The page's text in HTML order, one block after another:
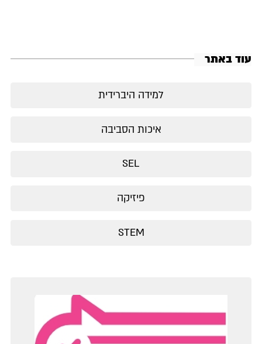
עוד באתר
למידה היברידית
איכות הסביבה
SEL
פיזיקה
STEM